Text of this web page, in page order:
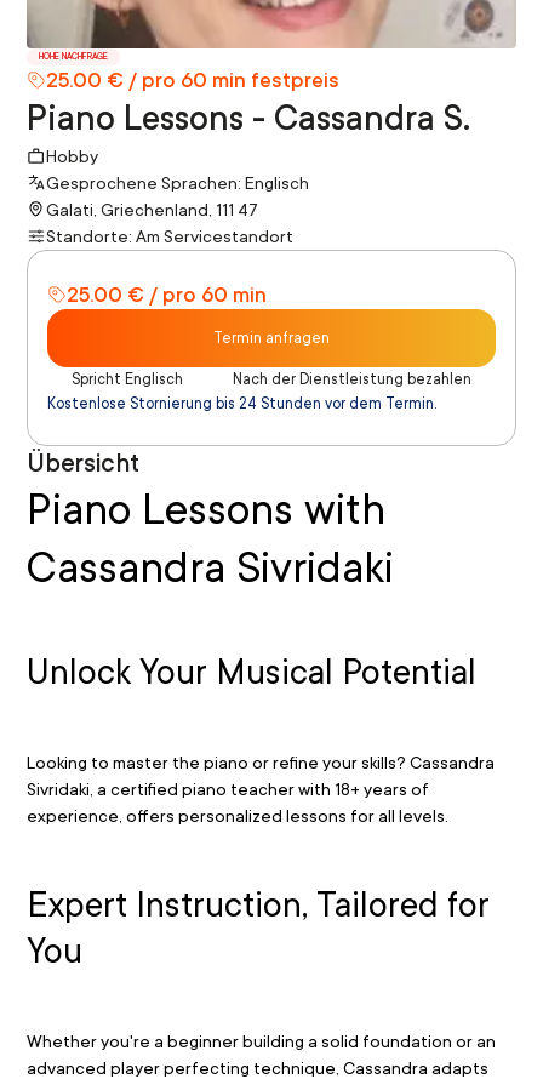
HOHE NACHFRAGE
25.00 € / pro 60 min festpreis
Piano Lessons - Cassandra S.
Hobby
Gesprochene Sprachen: Englisch
Galati, Griechenland, 111 47
Standorte: Am Servicestandort
25.00 € / pro 60 min
Termin anfragen
Spricht Englisch
Nach der Dienstleistung bezahlen
Kostenlose Stornierung bis 24 Stunden vor dem Termin.
Übersicht
Piano Lessons with
Cassandra Sivridaki
Unlock Your Musical Potential
Looking to master the piano or refine your skills? Cassandra
Sivridaki, a certified piano teacher with 18+ years of
experience, offers personalized lessons for all levels.
Expert Instruction, Tailored for
You
Whether you're a beginner building a solid foundation or an
advanced player perfecting technique, Cassandra adapts